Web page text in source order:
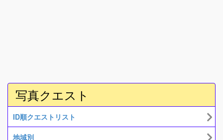
写真クエスト
ID順クエストリスト
地域別